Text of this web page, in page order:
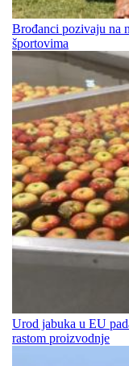
Brođanci pozivaju na
športovima
Urod jabuka u EU
rastom proizvodnje